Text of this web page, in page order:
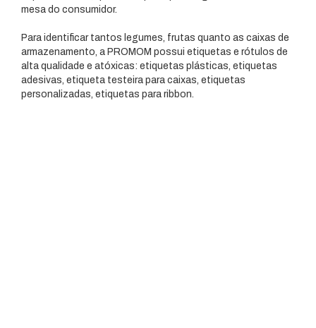
mesa do consumidor.
Para identificar tantos legumes, frutas quanto as caixas de
armazenamento, a PROMOM possui etiquetas e rótulos de
alta qualidade e atóxicas: etiquetas plásticas, etiquetas
adesivas, etiqueta testeira para caixas, etiquetas
personalizadas, etiquetas para ribbon.